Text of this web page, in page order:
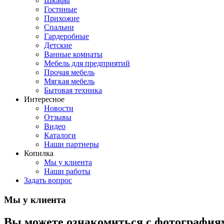
Гостиные
Прихожие
Спальни
Гардеробные
Детские
Ванные комнаты
Мебель для предприятий
Прочая мебель
Мягкая мебель
Бытовая техника
Интересное
Новости
Отзывы
Видео
Каталоги
Наши партнеры
Копилка
Мы у клиента
Наши работы
Задать вопрос
Мы у клиента